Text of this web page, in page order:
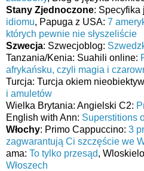
Stany Zjednoczone: Specyfika
idiomu, Papuga z USA: 7
których pewnie nie słyszeliście
Szwecja: Szwecjoblog:
Tanzania/Kenia: Suahili online:
afrykańsku, czyli magia i
Turcja: Turcja okiem
i amuletów
Wielka Brytania: Angielski C2:
English with Ann: Superstitions
Włochy: Primo Cappuccino: 3
zagwarantują Ci szczęście we
ama: To tylko przesąd,
Włoszech